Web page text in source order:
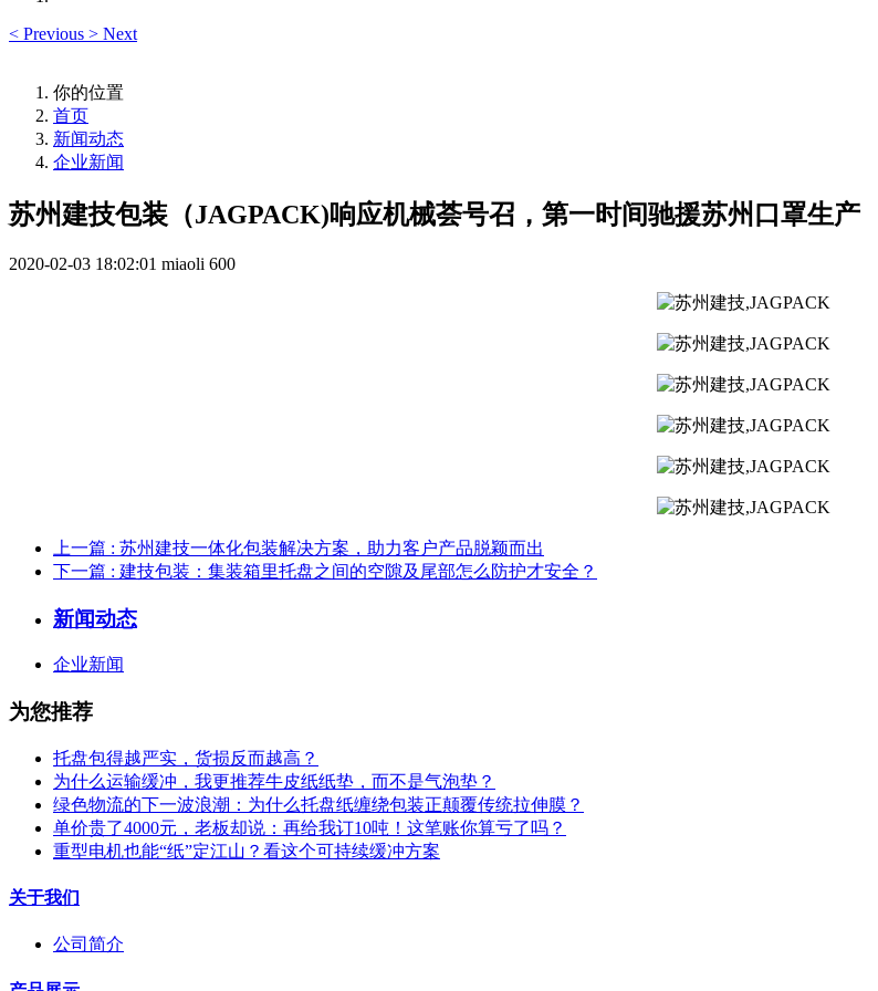
< Previous > Next
你的位置
首页
新闻动态
企业新闻
苏州建技包装（JAGPACK)响应机械荟号召，第一时间驰援苏州口罩生产
2020-02-03 18:02:01 miaoli 600
上一篇 : 苏州建技一体化包装解决方案，助力客户产品脱颖而出
下一篇 : 建技包装：集装箱里托盘之间的空隙及尾部怎么防护才安全？
新闻动态
企业新闻
为您推荐
托盘包得越严实，货损反而越高？
为什么运输缓冲，我更推荐牛皮纸纸垫，而不是气泡垫？
绿色物流的下一波浪潮：为什么托盘纸缠绕包装正颠覆传统拉伸膜？
单价贵了4000元，老板却说：再给我订10吨！这笔账你算亏了吗？
重型电机也能“纸”定江山？看这个可持续缓冲方案
关于我们
公司简介